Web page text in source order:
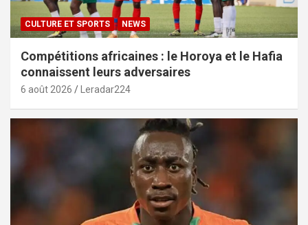
CULTURE ET SPORTS NEWS
Compétitions africaines : le Horoya et le Hafia
connaissent leurs adversaires
6 août 2026 Leradar224